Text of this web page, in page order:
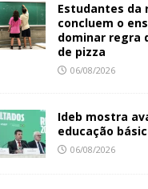
Estudantes da
concluem o
dominar regra
de pizza
06/08/2026
Ideb mostra
educação
06/08/2026